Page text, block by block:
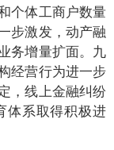
个体工商户数量
步激发，动产融
务增量扩面。九
经营行为进一步
，线上金融纠纷
体系取得积极进